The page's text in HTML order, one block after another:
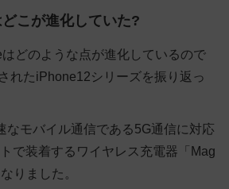
こが進化していた?
どのような点が進化しているので
れたiPhone12シリーズを振り返っ
なモバイル通信である5G通信に対応
で装着するワイヤレス充電器「Mag
りました。